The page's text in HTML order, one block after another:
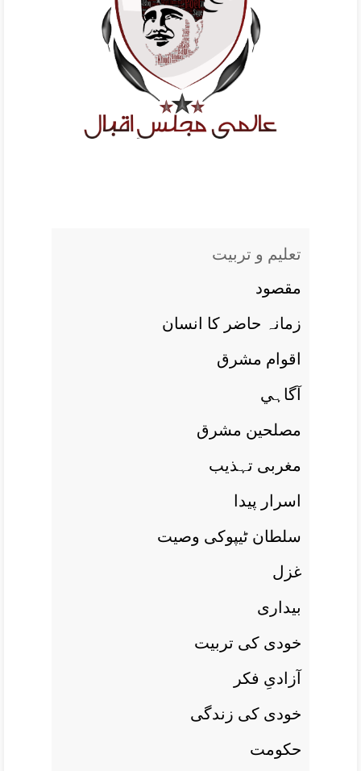
تعليم و تربيت
مقصود
زمانہ حاضر کا انسان
اقوام مشرق
آگاہي
مصلحين مشرق
مغربی تہذيب
اسرار پيدا
سلطان ٹيپوکی وصيت
غزل
بيداری
خودی کی تربيت
آزادیِ فکر
خودی کی زندگی
حکومت